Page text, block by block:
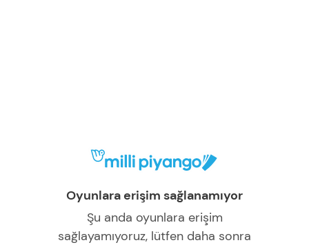
Oyunlara erişim sağlanamıyor
Şu anda oyunlara erişim
sağlayamıyoruz, lütfen daha sonra